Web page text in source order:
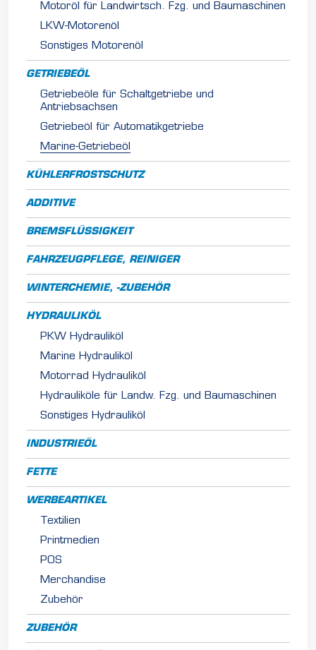
Motoröl für Landwirtsch. Fzg. und Baumaschinen
LKW-Motorenöl
Sonstiges Motorenöl
GETRIEBEÖL
Getriebeöle für Schaltgetriebe und
Antriebsachsen
Getriebeöl für Automatikgetriebe
Marine-Getriebeöl
KÜHLERFROSTSCHUTZ
ADDITIVE
BREMSFLÜSSIGKEIT
FAHRZEUGPFLEGE, REINIGER
WINTERCHEMIE, -ZUBEHÖR
HYDRAULIKÖL
PKW Hydrauliköl
Marine Hydrauliköl
Motorrad Hydrauliköl
Hydrauliköle für Landw. Fzg. und Baumaschinen
Sonstiges Hydrauliköl
INDUSTRIEÖL
FETTE
WERBEARTIKEL
Textilien
Printmedien
POS
Merchandise
Zubehör
ZUBEHÖR